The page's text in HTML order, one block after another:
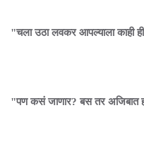
"चला उठा लवकर आपल्याला काही
"पण कसं जाणार? बस तर अजिबात